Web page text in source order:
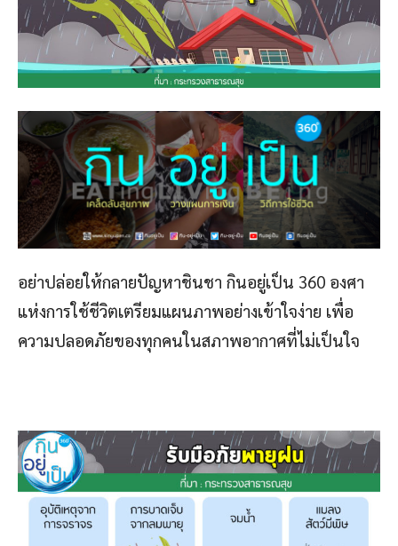
อย่าปล่อยให้กลายปัญหาชินชา กินอยู่เป็น 360 องศา
แห่งการใช้ชีวิตเตรียมแผนภาพอย่างเข้าใจง่าย เพื่อ
ความปลอดภัยของทุกคนในสภาพอากาศที่ไม่เป็นใจ